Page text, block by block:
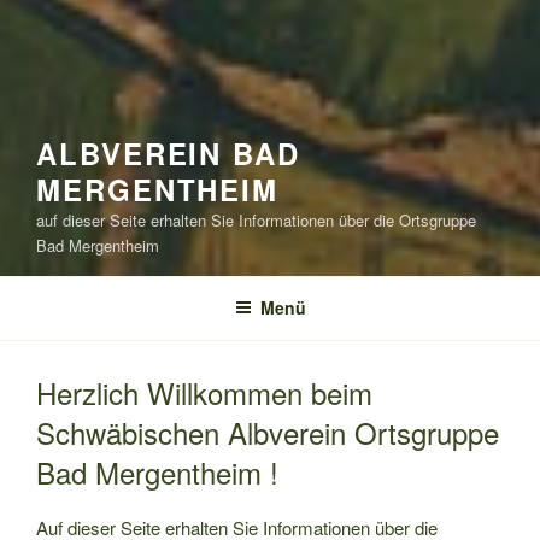
ALBVEREIN BAD
MERGENTHEIM
auf dieser Seite erhalten Sie Informationen über die Ortsgruppe
Bad Mergentheim
Menü
Herzlich Willkommen beim
Schwäbischen Albverein Ortsgruppe
Bad Mergentheim !
Auf dieser Seite erhalten Sie Informationen über die